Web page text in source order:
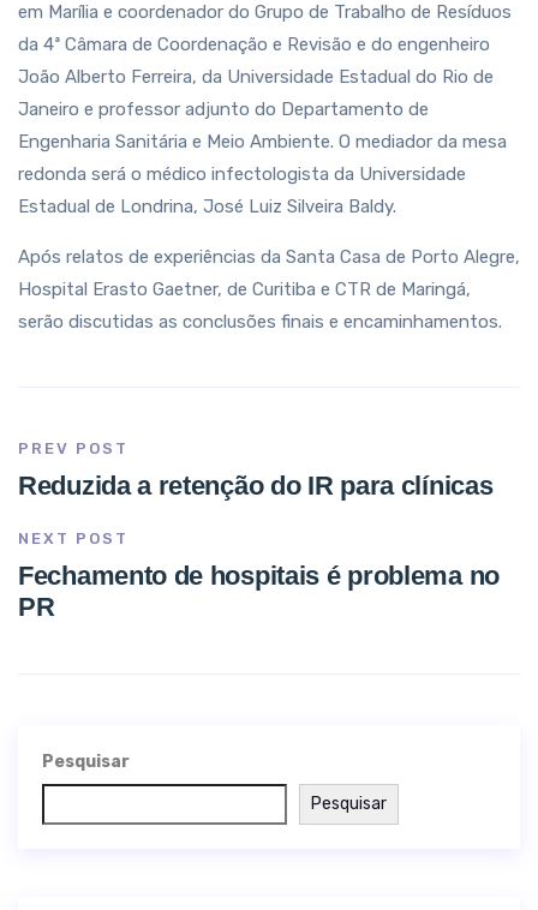
em Marília e coordenador do Grupo de Trabalho de Resíduos
da 4ª Câmara de Coordenação e Revisão e do engenheiro
João Alberto Ferreira, da Universidade Estadual do Rio de
Janeiro e professor adjunto do Departamento de
Engenharia Sanitária e Meio Ambiente. O mediador da mesa
redonda será o médico infectologista da Universidade
Estadual de Londrina, José Luiz Silveira Baldy.
Após relatos de experiências da Santa Casa de Porto Alegre,
Hospital Erasto Gaetner, de Curitiba e CTR de Maringá,
serão discutidas as conclusões finais e encaminhamentos.
PREV POST
Reduzida a retenção do IR para clínicas
NEXT POST
Fechamento de hospitais é problema no
PR
Pesquisar
Pesquisar